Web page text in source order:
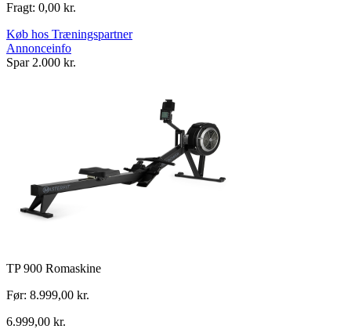
Fragt: 0,00 kr.
Køb hos Træningspartner
Annonceinfo
Spar 2.000 kr.
TP 900 Romaskine
Før: 8.999,00 kr.
6.999,00 kr.